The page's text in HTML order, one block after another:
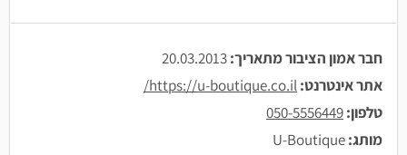
חבר אמון הציבור מתאריך:
אתר אינטרנט:https://u-boutique.co.il/
טלפון:050-5556449
מותג: